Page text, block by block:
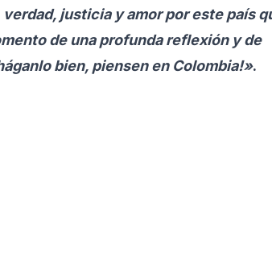
justicia y amor por este país
de una profunda reflexión y de
bien, piensen en Colombia!».